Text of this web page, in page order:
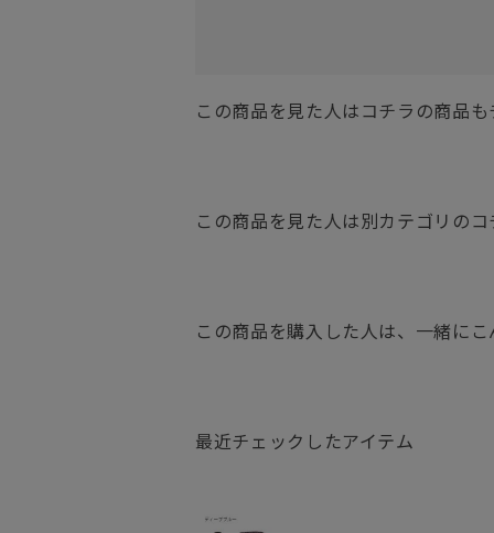
この商品を見た人はコチラの商品
この商品を見た人は別カテゴリの
この商品を購入した人は、一緒に
最近チェックしたアイテム